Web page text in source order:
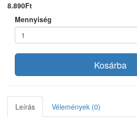
8.890Ft
Mennyiség
Kosárba
Leírás Vélemények (0)